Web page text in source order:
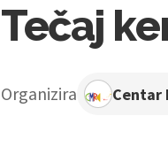
Tečaj
Organizira Centar